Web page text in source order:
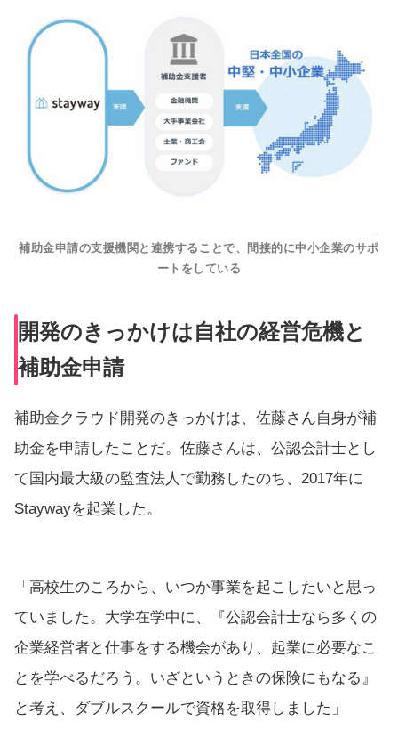
補助金申請の支援機関と連携することで、間接的に中小企業のサポ
ートをしている
開発のきっかけは自社の経営危機と
補助金申請
補助金クラウド開発のきっかけは、佐藤さん自身が補
助金を申請したことだ。佐藤さんは、公認会計士とし
て国内最大級の監査法人で勤務したのち、2017年に
Staywayを起業した。
「高校生のころから、いつか事業を起こしたいと思っ
ていました。大学在学中に、『公認会計士なら多くの
企業経営者と仕事をする機会があり、起業に必要なこ
とを学べるだろう。いざというときの保険にもなる』
と考え、ダブルスクールで資格を取得しました」